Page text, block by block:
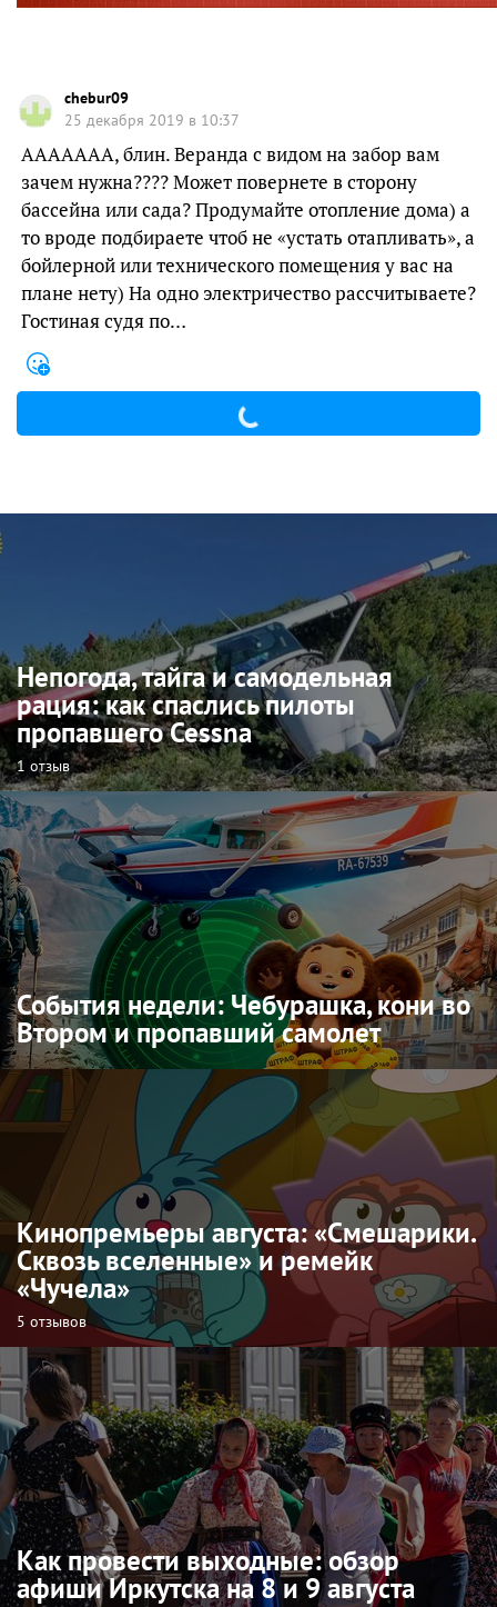
chebur09
25 декабря 2019 в 10:37
ААААААА, блин. Веранда с видом на забор вам
зачем нужна???? Может повернете в сторону
бассейна или сада? Продумайте отопление дома) а
то вроде подбираете чтоб не «устать отапливать», а
бойлерной или технического помещения у вас на
плане нету) На одно электричество рассчитываете?
Гостиная судя по…
Непогода, тайга и самодельная
рация: как спаслись пилоты
пропавшего Cessna
1 отзыв
События недели: Чебурашка, кони во
Втором и пропавший самолет
Кинопремьеры августа: «Смешарики.
Сквозь вселенные» и ремейк
«Чучела»
5 отзывов
Как провести выходные: обзор
афиши Иркутска на 8 и 9 августа